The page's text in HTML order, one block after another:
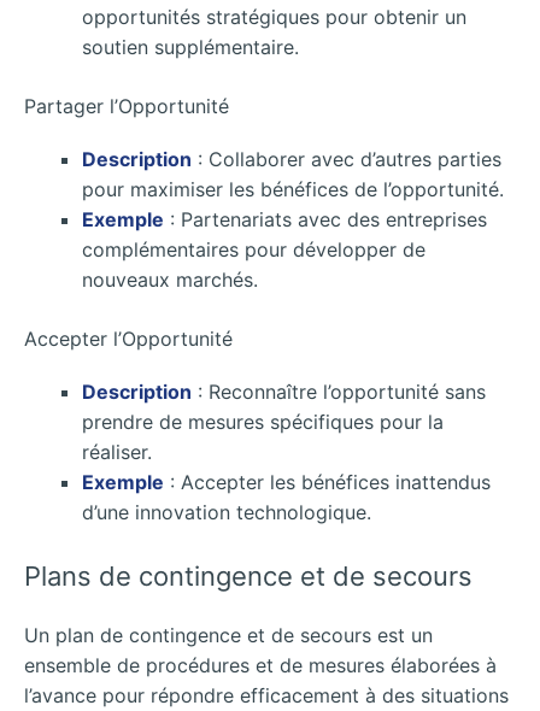
opportunités stratégiques pour obtenir un
soutien supplémentaire.
Partager l’Opportunité
Description : Collaborer avec d’autres parties
pour maximiser les bénéfices de l’opportunité.
Exemple : Partenariats avec des entreprises
complémentaires pour développer de
nouveaux marchés.
Accepter l’Opportunité
Description : Reconnaître l’opportunité sans
prendre de mesures spécifiques pour la
réaliser.
Exemple : Accepter les bénéfices inattendus
d’une innovation technologique.
Plans de contingence et de secours
Un plan de contingence et de secours est un
ensemble de procédures et de mesures élaborées à
l’avance pour répondre efficacement à des situations